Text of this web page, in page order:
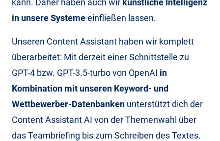
kann. Daher haben auch wir künstliche Intelligenz
in unsere Systemeeinfließen lassen.
Unseren Content Assistant haben wir komplett
überarbeitet: Mit derzeit einer Schnittstelle zu
GPT-4 bzw. GPT-3.5-turbo von OpenAI in
Kombination mit unseren Keyword- und
Wettbewerber-Datenbanken unterstützt dich der
Content Assistant AI von der Themenwahl über
das Teambriefing bis zum Schreiben des Textes.